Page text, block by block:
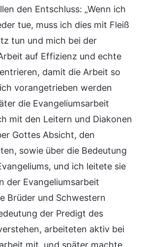
den Entschluss: „Wenn ich
tue, muss ich dies mit Fleiß
tun und mich bei der
auf Effizienz und echte
damit die Arbeit so
vorangetrieben werden
die Evangeliumsarbeit
mit den Leitern und Diakonen
Gottes Absicht, den
sowie über die Bedeutung
und ich leitete sie
der Evangeliumsarbeit
Brüder und Schwestern
der Predigt des
arbeiteten aktiv bei
mit, und später machte